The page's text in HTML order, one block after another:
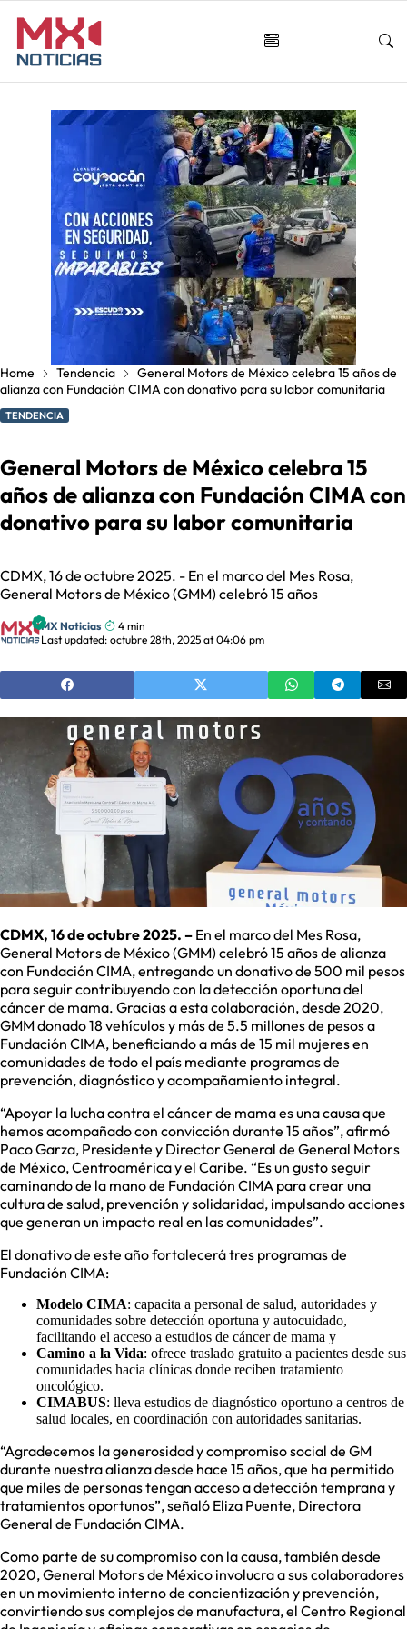
Home Tendencia
General Motors de México celebra 15 años de
alianza con Fundación CIMA con donativo para su labor comunitaria
TENDENCIA
General Motors de México celebra 15
años de alianza con Fundación CIMA con
donativo para su labor comunitaria
CDMX, 16 de octubre 2025. - En el marco del Mes Rosa,
General Motors de México (GMM) celebró 15 años
MX Noticias
4 min
Last updated: octubre 28th, 2025 at 04:06 pm
CDMX, 16 de octubre 2025. – En el marco del Mes Rosa,
General Motors de México (GMM) celebró 15 años de alianza
con Fundación CIMA, entregando un donativo de 500 mil pesos
para seguir contribuyendo con la detección oportuna del
cáncer de mama. Gracias a esta colaboración, desde 2020,
GMM donado 18 vehículos y más de 5.5 millones de pesos a
Fundación CIMA, beneficiando a más de 15 mil mujeres en
comunidades de todo el país mediante programas de
prevención, diagnóstico y acompañamiento integral.
“Apoyar la lucha contra el cáncer de mama es una causa que
hemos acompañado con convicción durante 15 años”, afirmó
Paco Garza, Presidente y Director General de General Motors
de México, Centroamérica y el Caribe. “Es un gusto seguir
caminando de la mano de Fundación CIMA para crear una
cultura de salud, prevención y solidaridad, impulsando acciones
que generan un impacto real en las comunidades”.
El donativo de este año fortalecerá tres programas de
Fundación CIMA:
Modelo CIMA: capacita a personal de salud, autoridades y
comunidades sobre detección oportuna y autocuidado,
facilitando el acceso a estudios de cáncer de mama y
Camino a la Vida: ofrece traslado gratuito a pacientes desde sus
comunidades hacia clínicas donde reciben tratamiento
oncológico.
CIMABUS: lleva estudios de diagnóstico oportuno a centros de
salud locales, en coordinación con autoridades sanitarias.
“Agradecemos la generosidad y compromiso social de GM
durante nuestra alianza desde hace 15 años, que ha permitido
que miles de personas tengan acceso a detección temprana y
tratamientos oportunos”, señaló Eliza Puente, Directora
General de Fundación CIMA.
Como parte de su compromiso con la causa, también desde
2020, General Motors de México involucra a sus colaboradores
en un movimiento interno de concientización y prevención,
convirtiendo sus complejos de manufactura, el Centro Regional